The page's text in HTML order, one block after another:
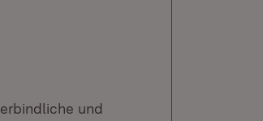
und